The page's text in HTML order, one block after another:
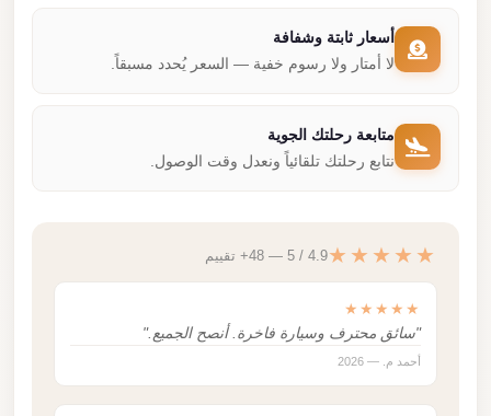
أسعار ثابتة وشفافة
لا أمتار ولا رسوم خفية — السعر يُحدد مسبقاً.
متابعة رحلتك الجوية
نتابع رحلتك تلقائياً ونعدل وقت الوصول.
★★★★★4.9 / 5 — 48+ تقييم
★★★★★
"سائق محترف وسيارة فاخرة. أنصح الجميع."
أحمد م. — 2026